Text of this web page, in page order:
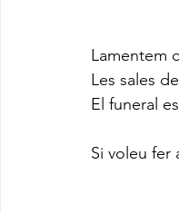
Lamentem
Les sales
El funeral
Si voleu